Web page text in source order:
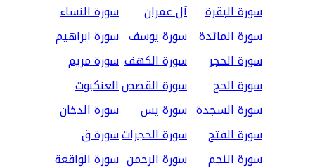
سورة البقرة
آل عمران
سورة النساء
سورة المائدة سورة يوسف سورة ابراهيم
سورة الحجر
سورة الكهف سورة مريم
سورة الحج
سورة القصصالعنكبوت
سورة السجدة سورة يس
سورة الدخان
سورة الفتح
سورة الحجراتسورة ق
سورة النجم
سورة الرحمن سورة الواقعة